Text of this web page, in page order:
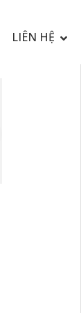
LIÊN HỆ